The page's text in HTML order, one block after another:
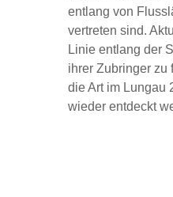
entlang von
vertreten sind.
Linie entlang der
ihrer Zubringer zu
die Art im Lungau
wieder entdeckt